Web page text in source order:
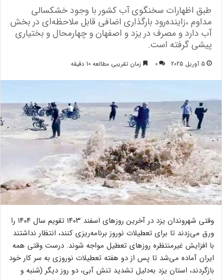
طبق اظهارات سخنگوی آب کشور با وجود خشکسالی
مداوم ،زاینده‌رود بارگذاری اضافی قابل ملاحظه‌ای در بخش
آب دارد و مصرف در یزد و اصفهان و چهارمحال و بختیاری
پیشی گرفته است.
5 آوریل 2025 0 زمان تقریبی مطالعه 10 دقیقه
وقتی شهروندان یزد در آخرین روز‌های اسفند ۱۴۰۳ تقویم سال ۱۴۰۴ را
ورق می‌زدند تا برای تعطیلات نوروز برنامه‌ریزی کنند، انتظار نداشتند
با افزایش غیرمنتظره روز‌های تعطیل مواجه شوند. درست وقتی همه
ایران آماده می‌شد تا پس از دو هفته تعطیلات نوروزی به سر کار خود
بازگردند، استان یزد به‌دلیل تشدید تنش آبی، دو روز دیگر (شنبه و